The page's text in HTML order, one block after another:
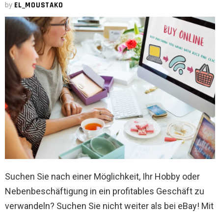
by EL_MOUSTAKO
Suchen Sie nach einer Möglichkeit, Ihr Hobby oder
Nebenbeschäftigung in ein profitables Geschäft zu
verwandeln? Suchen Sie nicht weiter als bei eBay! Mit